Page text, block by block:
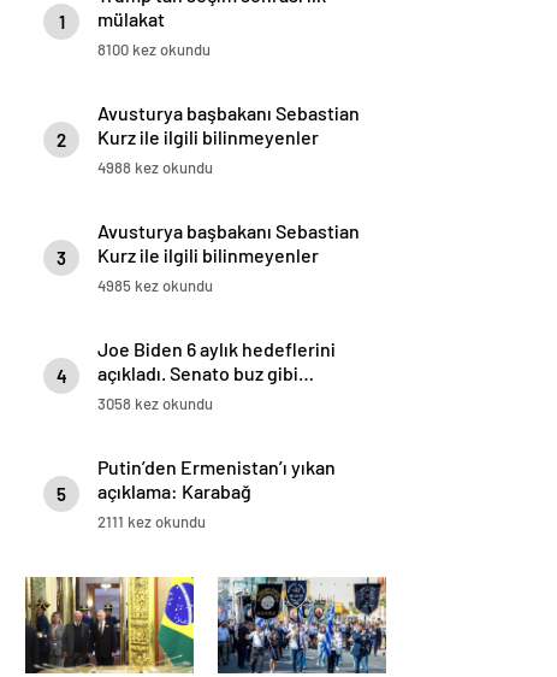
1
mülakat
8100 kez okundu
2
Avusturya başbakanı Sebastian
Kurz ile ilgili bilinmeyenler
4988 kez okundu
3
Avusturya başbakanı Sebastian
Kurz ile ilgili bilinmeyenler
4985 kez okundu
4
Joe Biden 6 aylık hedeflerini
açıkladı. Senato buz gibi…
3058 kez okundu
5
Putin’den Ermenistan’ı yıkan
açıklama: Karabağ
Azerbaycan’ın ayrılmaz bir
2111 kez okundu